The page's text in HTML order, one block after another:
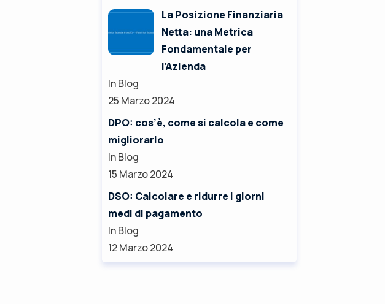
La Posizione Finanziaria
Netta: una Metrica
Fondamentale per
l’Azienda
In Blog
25 Marzo 2024
DPO: cos’è, come si calcola e come
migliorarlo
In Blog
15 Marzo 2024
DSO: Calcolare e ridurre i giorni
medi di pagamento
In Blog
12 Marzo 2024